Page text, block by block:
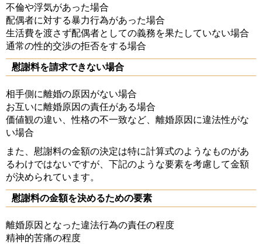
不倫や浮気があった場合
配偶者に対する暴力行為があった場合
生活費を渡さず配偶者としての義務を果たしていない場合
通常の性的交渉の拒否をする場合
慰謝料を請求できない場合
相手側に離婚の原因がない場合
お互いに離婚原因の責任がある場合
価値観の違い、性格の不一致など、離婚原因に違法性がな
い場合
また、慰謝料の金額の決定は特に計算式のようなものがあ
るわけではないですが、下記のような要素を考慮して金額
が決められています。
慰謝料の金額を決めるための要素
離婚原因となった違法行為の責任の程度
精神的苦痛の程度